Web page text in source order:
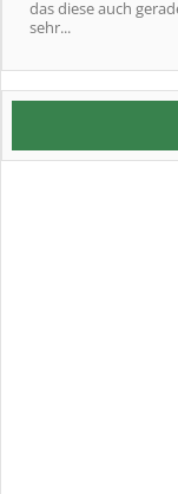
das diese auch
sehr...